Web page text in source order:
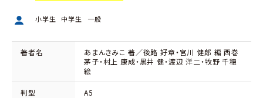
小学生 中学生 一般
著者名
あまんきみこ 著／後路 好章・宮川 健郎 編 西巻
茅子・村上 康成・黒井 健・渡辺 洋二・牧野 千穂
絵
判型 A5